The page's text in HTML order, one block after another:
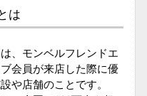
は
、モンベルフレンドエ
会員が来店した際に優
や店舗のことです。